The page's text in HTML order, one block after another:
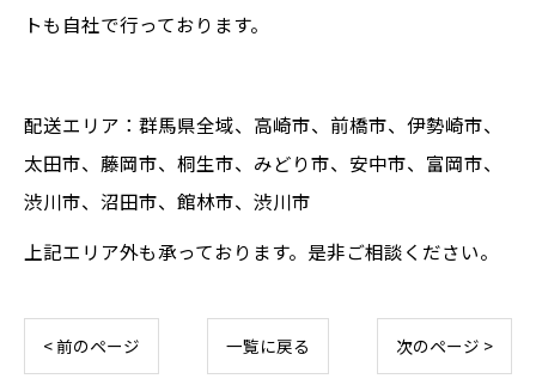
トも自社で行っております。
配送エリア：群馬県全域、高崎市、前橋市、伊勢崎市、
太田市、藤岡市、桐生市、みどり市、安中市、富岡市、
渋川市、沼田市、館林市、渋川市
上記エリア外も承っております。是非ご相談ください。
< 前のページ 一覧に戻る 次のページ >